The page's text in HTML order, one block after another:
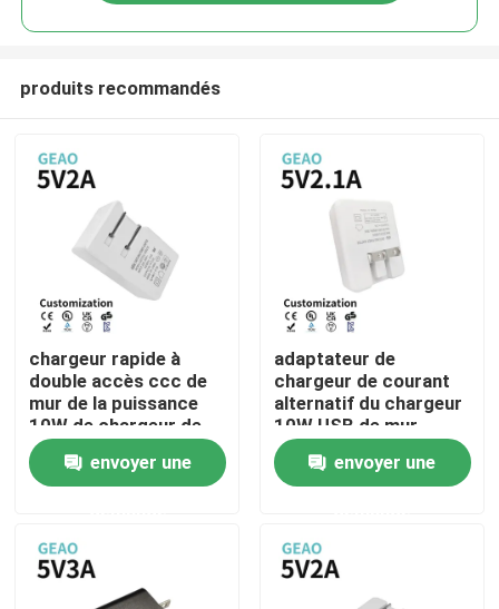
Maison
Produits
Vidéos
produits recommandés
chargeur rapide à
double accès ccc de
mur de la puissance
10W de chargeur de
2A 5V USB
envoyer une
adaptateur de
chargeur de courant
alternatif du chargeur
10W USB de mur
d'adaptateur de
puissance de 5V 2.1A
USB
envoyer une